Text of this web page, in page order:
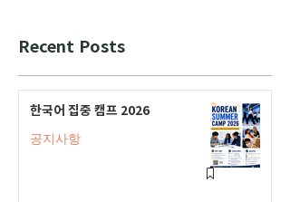
Recent Posts
한국어 집중 캠프 2026
공지사항